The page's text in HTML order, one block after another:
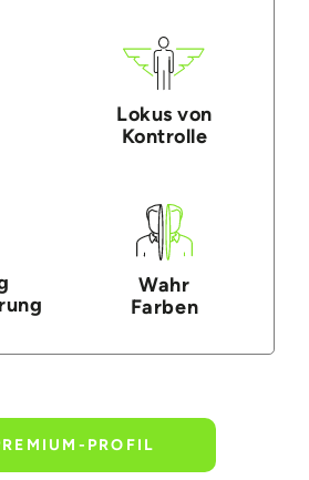
Lokus von
Kontrolle
Wahr
Farben
PROFIL